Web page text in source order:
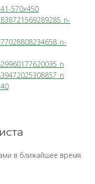
в ближайшее время.